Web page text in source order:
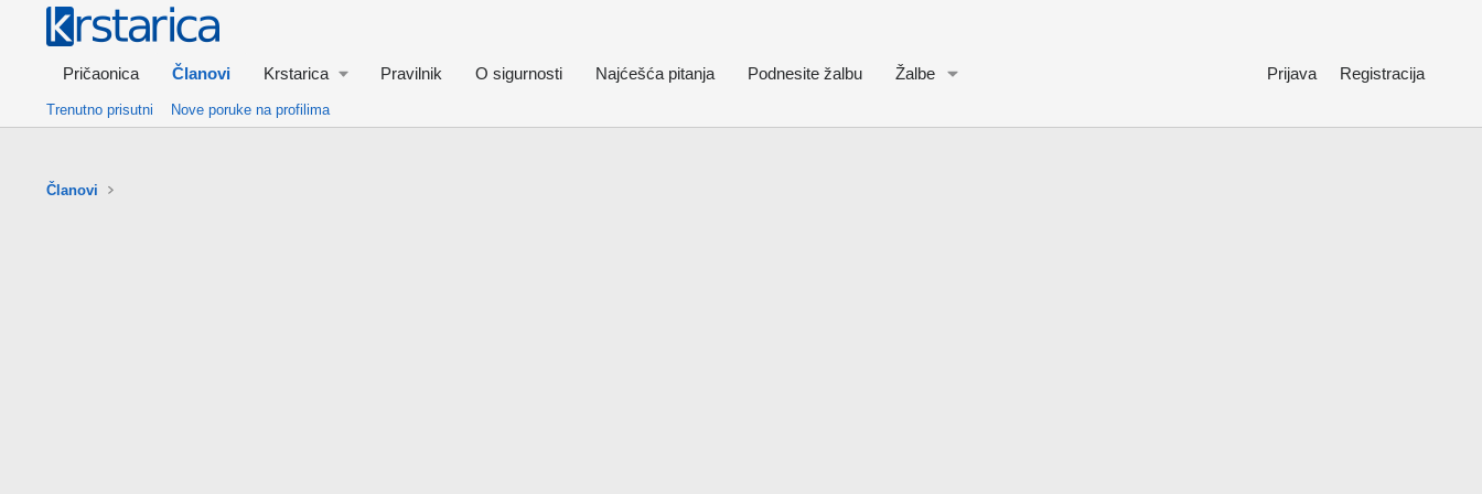
Pričaonica Članovi Krstarica Pravilnik O sigurnosti Najćešća pitanja Podnesite žalbu Žalbe Prijava Registracija
Trenutno prisutni Nove poruke na profilima
Članovi